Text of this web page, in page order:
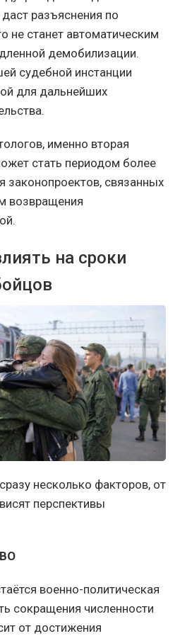
разъяснения по
не станет автоматическим
демобилизации.
судебной инстанции
для дальнейших
именно вторая
стать периодом более
законопроектов, связанных
возвращения
на сроки
несколько факторов, от
перспективы
военно-политическая
сокращения численности
от достижения